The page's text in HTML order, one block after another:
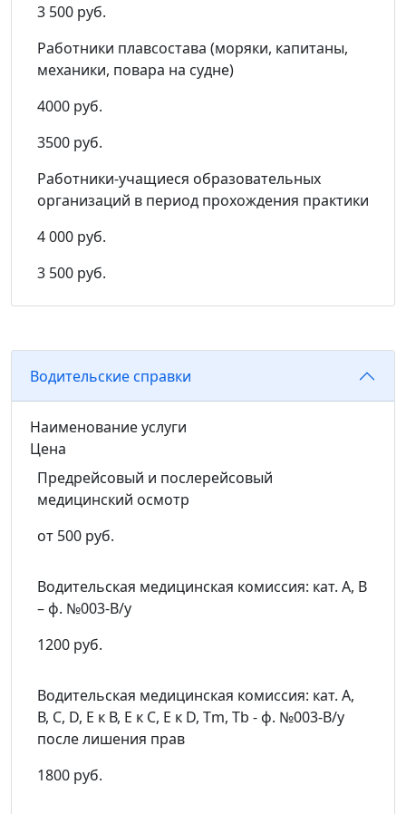
3 500 руб.
Работники плавсостава (моряки, капитаны,
механики, повара на судне)
4000 руб.
3500 руб.
Работники-учащиеся образовательных
организаций в период прохождения практики
4 000 руб.
3 500 руб.
Водительские справки
Наименование услуги
Цена
Предрейсовый и послерейсовый
медицинский осмотр
от 500 руб.
Водительская медицинская комиссия: кат. А, В
– ф. №003-В/у
1200 руб.
Водительская медицинская комиссия: кат. А,
В, C, D, Е к В, E к С, Е к D, Тm, Тb - ф. №003-В/у
после лишения прав
1800 руб.